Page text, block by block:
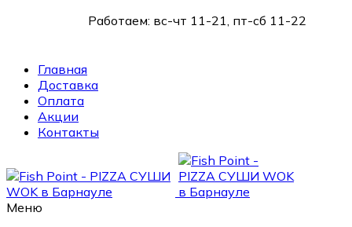
Работаем: вс-чт 11-21, пт-сб 11-22
Главная
Доставка
Оплата
Акции
Контакты
Меню